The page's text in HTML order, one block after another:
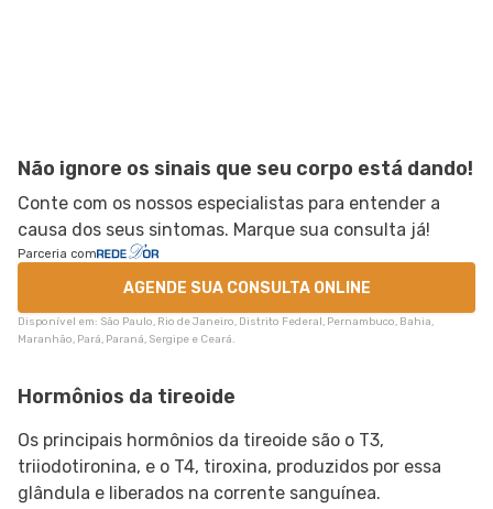
Não ignore os sinais que seu corpo está dando!
Conte com os nossos especialistas para entender a
causa dos seus sintomas. Marque sua consulta já!
Parceria com
AGENDE SUA CONSULTA ONLINE
Disponível em: São Paulo, Rio de Janeiro, Distrito Federal, Pernambuco, Bahia,
Maranhão, Pará, Paraná, Sergipe e Ceará.
Hormônios da tireoide
Os principais hormônios da tireoide são o T3,
triiodotironina, e o T4, tiroxina, produzidos por essa
glândula e liberados na corrente sanguínea.